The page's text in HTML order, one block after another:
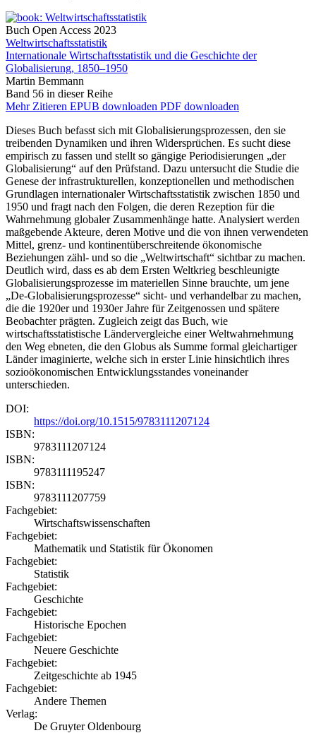
Buch Open Access 2023
Weltwirtschaftsstatistik
Internationale Wirtschaftsstatistik und die Geschichte der
Globalisierung, 1850–1950
Martin Bemmann
Band 56 in dieser Reihe
Mehr Zitieren EPUB downloaden PDF downloaden
Dieses Buch befasst sich mit Globalisierungsprozessen, den sie
treibenden Dynamiken und ihren Widersprüchen. Es sucht diese
empirisch zu fassen und stellt so gängige Periodisierungen „der
Globalisierung“ auf den Prüfstand. Dazu untersucht die Studie die
Genese der infrastrukturellen, konzeptionellen und methodischen
Grundlagen internationaler Wirtschaftsstatistik zwischen 1850 und
1950 und fragt nach den Folgen, die deren Rezeption für die
Wahrnehmung globaler Zusammenhänge hatte. Analysiert werden
maßgebende Akteure, deren Motive und die von ihnen verwendeten
Mittel, grenz- und kontinentüberschreitende ökonomische
Beziehungen zähl- und so die „Weltwirtschaft“ sichtbar zu machen.
Deutlich wird, dass es ab dem Ersten Weltkrieg beschleunigte
Globalisierungsprozesse im materiellen Sinne brauchte, um jene
„De-Globalisierungsprozesse“ sicht- und verhandelbar zu machen,
die die 1920er und 1930er Jahre für Zeitgenossen und spätere
Beobachter prägten. Zugleich zeigt das Buch, wie
wirtschaftsstatistische Ländervergleiche einer Weltwahrnehmung
den Weg ebneten, die den Globus als Summe formal gleichartiger
Länder imaginierte, welche sich in erster Linie hinsichtlich ihres
sozioökonomischen Entwicklungsstandes voneinander
unterschieden.
DOI:
https://doi.org/10.1515/9783111207124
ISBN:
9783111207124
ISBN:
9783111195247
ISBN:
9783111207759
Fachgebiet:
Wirtschaftswissenschaften
Fachgebiet:
Mathematik und Statistik für Ökonomen
Fachgebiet:
Statistik
Fachgebiet:
Geschichte
Fachgebiet:
Historische Epochen
Fachgebiet:
Neuere Geschichte
Fachgebiet:
Zeitgeschichte ab 1945
Fachgebiet:
Andere Themen
Verlag:
De Gruyter Oldenbourg